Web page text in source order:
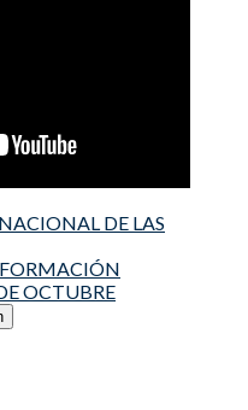
DE LAS
OCTUBRE